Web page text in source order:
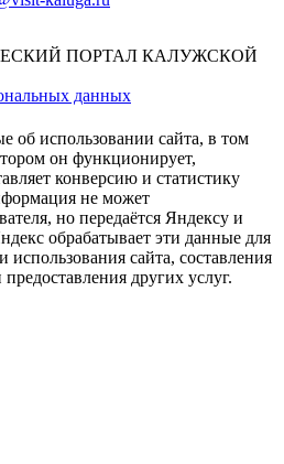
ПОРТАЛ КАЛУЖСКОЙ
данных
об использовании сайта, в том
он функционирует,
конверсию и статистику
не может
но передаётся Яндексу и
обрабатывает эти данные для
использования сайта, составления
других услуг.